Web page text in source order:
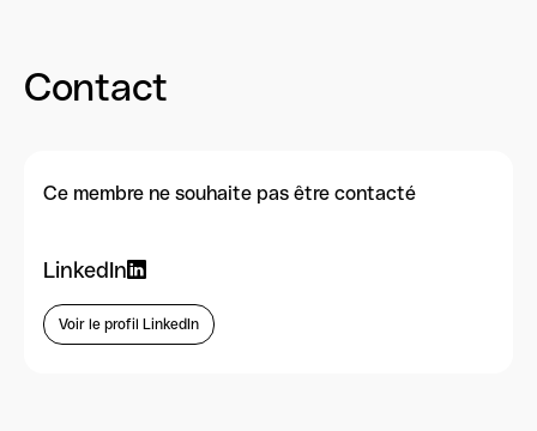
Contact
Ce membre ne souhaite pas être contacté
LinkedIn
Voir le profil LinkedIn